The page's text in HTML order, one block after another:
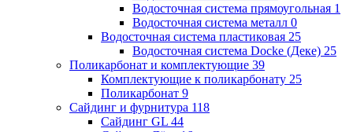
Водосточная система прямоугольная 1
Водосточная система металл 0
Водосточная система пластиковая 25
Водосточная система Docke (Деке) 25
Поликарбонат и комплектующие 39
Комплектующие к поликарбонату 25
Поликарбонат 9
Сайдинг и фурнитура 118
Сайдинг GL 44